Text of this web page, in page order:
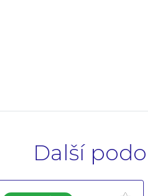
Další